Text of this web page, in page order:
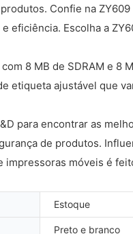
Confie na
Escolha a
8 MB de SDRAM e 8
etiqueta ajustável que
para encontrar as
de produtos.
móveis é
Estoque
Preto e branco